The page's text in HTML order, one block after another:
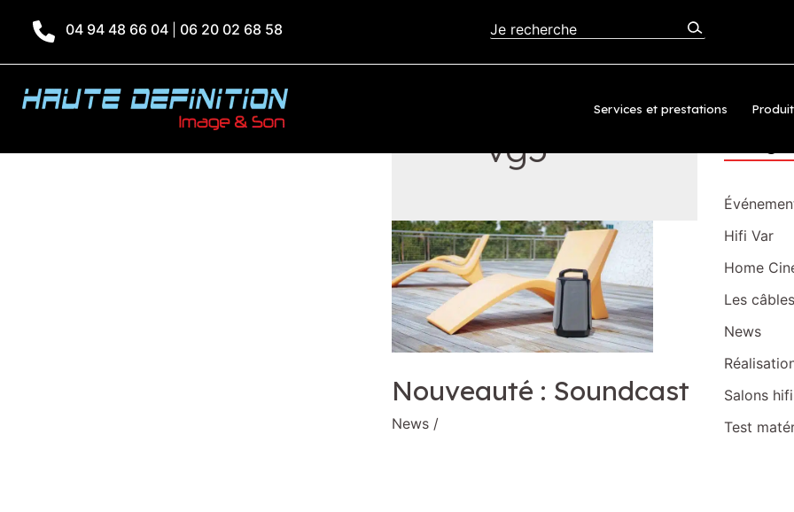
04 94 48 66 04 06 20 02 68 58
Services et prestations
vg5
Nouveauté : Soundcast
News /
Hifi Var
Home
Les câbles
News
Salons
Test